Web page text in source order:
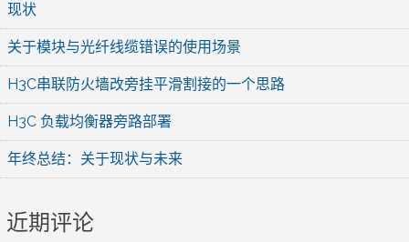
现状
关于模块与光纤线缆错误的使用场景
H3C串联防火墙改旁挂平滑割接的一个思路
H3C 负载均衡器旁路部署
年终总结：关于现状与未来
近期评论